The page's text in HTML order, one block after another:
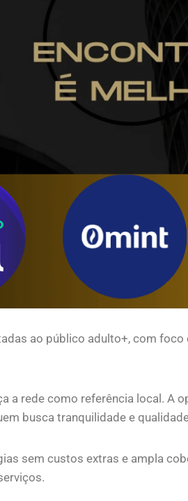
ao público adulto+, com
a rede como referência local.
busca tranquilidade e
sem custos extras e ampla